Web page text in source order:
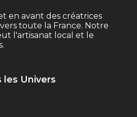
en avant des créatrices
toute la France. Notre
l'artisanat local et le
les Univers